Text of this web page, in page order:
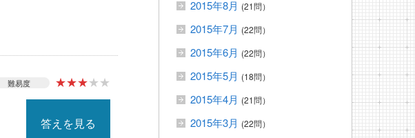
難易度 ★★★★★
答えを見る
2015年8月 (21問）
2015年7月 (22問）
2015年6月 (22問）
2015年5月 (18問）
2015年4月 (21問）
2015年3月 (22問）